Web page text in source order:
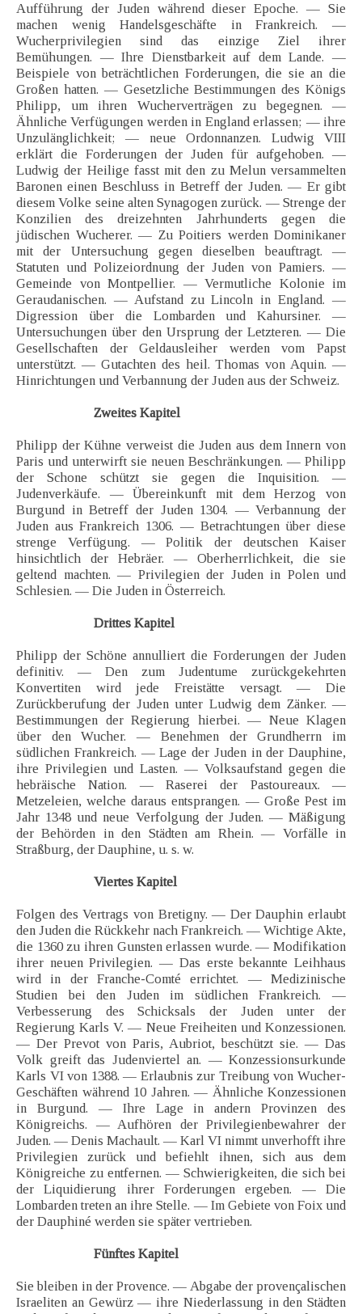
Aufführung der Juden während dieser Epoche. — Sie
machen wenig Handelsgeschäfte in Frankreich. —
Wucherprivilegien sind das einzige Ziel ihrer
Bemühungen. — Ihre Dienstbarkeit auf dem Lande. —
Beispiele von beträchtlichen Forderungen, die sie an die
Großen hatten. — Gesetzliche Bestimmungen des Königs
Philipp, um ihren Wucherverträgen zu begegnen. —
Ähnliche Verfügungen werden in England erlassen; — ihre
Unzulänglichkeit; — neue Ordonnanzen. Ludwig VIII
erklärt die Forderungen der Juden für aufgehoben. —
Ludwig der Heilige fasst mit den zu Melun versammelten
Baronen einen Beschluss in Betreff der Juden. — Er gibt
diesem Volke seine alten Synagogen zurück. — Strenge der
Konzilien des dreizehnten Jahrhunderts gegen die
jüdischen Wucherer. — Zu Poitiers werden Dominikaner
mit der Untersuchung gegen dieselben beauftragt. —
Statuten und Polizeiordnung der Juden von Pamiers. —
Gemeinde von Montpellier. — Vermutliche Kolonie im
Geraudanischen. — Aufstand zu Lincoln in England. —
Digression über die Lombarden und Kahursiner. —
Untersuchungen über den Ursprung der Letzteren. — Die
Gesellschaften der Geldausleiher werden vom Papst
unterstützt. — Gutachten des heil. Thomas von Aquin. —
Hinrichtungen und Verbannung der Juden aus der Schweiz.
Zweites Kapitel
Philipp der Kühne verweist die Juden aus dem Innern von
Paris und unterwirft sie neuen Beschränkungen. — Philipp
der Schone schützt sie gegen die Inquisition. —
Judenverkäufe. — Übereinkunft mit dem Herzog von
Burgund in Betreff der Juden 1304. — Verbannung der
Juden aus Frankreich 1306. — Betrachtungen über diese
strenge Verfügung. — Politik der deutschen Kaiser
hinsichtlich der Hebräer. — Oberherrlichkeit, die sie
geltend machten. — Privilegien der Juden in Polen und
Schlesien. — Die Juden in Österreich.
Drittes Kapitel
Philipp der Schöne annulliert die Forderungen der Juden
definitiv. — Den zum Judentume zurückgekehrten
Konvertiten wird jede Freistätte versagt. — Die
Zurückberufung der Juden unter Ludwig dem Zänker. —
Bestimmungen der Regierung hierbei. — Neue Klagen
über den Wucher. — Benehmen der Grundherrn im
südlichen Frankreich. — Lage der Juden in der Dauphine,
ihre Privilegien und Lasten. — Volksaufstand gegen die
hebräische Nation. — Raserei der Pastoureaux. —
Metzeleien, welche daraus entsprangen. — Große Pest im
Jahr 1348 und neue Verfolgung der Juden. — Mäßigung
der Behörden in den Städten am Rhein. — Vorfälle in
Straßburg, der Dauphine, u. s. w.
Viertes Kapitel
Folgen des Vertrags von Bretigny. — Der Dauphin erlaubt
den Juden die Rückkehr nach Frankreich. — Wichtige Akte,
die 1360 zu ihren Gunsten erlassen wurde. — Modifikation
ihrer neuen Privilegien. — Das erste bekannte Leihhaus
wird in der Franche-Comté errichtet. — Medizinische
Studien bei den Juden im südlichen Frankreich. —
Verbesserung des Schicksals der Juden unter der
Regierung Karls V. — Neue Freiheiten und Konzessionen.
— Der Prevot von Paris, Aubriot, beschützt sie. — Das
Volk greift das Judenviertel an. — Konzessionsurkunde
Karls VI von 1388. — Erlaubnis zur Treibung von Wucher-
Geschäften während 10 Jahren. — Ähnliche Konzessionen
in Burgund. — Ihre Lage in andern Provinzen des
Königreichs. — Aufhören der Privilegienbewahrer der
Juden. — Denis Machault. — Karl VI nimmt unverhofft ihre
Privilegien zurück und befiehlt ihnen, sich aus dem
Königreiche zu entfernen. — Schwierigkeiten, die sich bei
der Liquidierung ihrer Forderungen ergeben. — Die
Lombarden treten an ihre Stelle. — Im Gebiete von Foix und
der Dauphiné werden sie später vertrieben.
Fünftes Kapitel
Sie bleiben in der Provence. — Abgabe der provençalischen
Israeliten an Gewürz — ihre Niederlassung in den Städten